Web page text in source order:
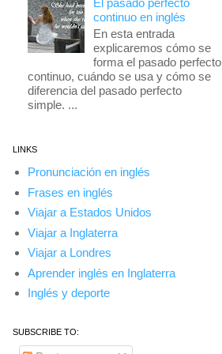
El pasado perfecto
continuo en inglés
En esta entrada
explicaremos cómo se
forma el pasado perfecto
continuo, cuándo se usa y cómo se
diferencia del pasado perfecto
simple. ...
LINKS
Pronunciación en inglés
Frases en inglés
Viajar a Estados Unidos
Viajar a Inglaterra
Viajar a Londres
Aprender inglés en Inglaterra
Inglés y deporte
SUBSCRIBE TO: